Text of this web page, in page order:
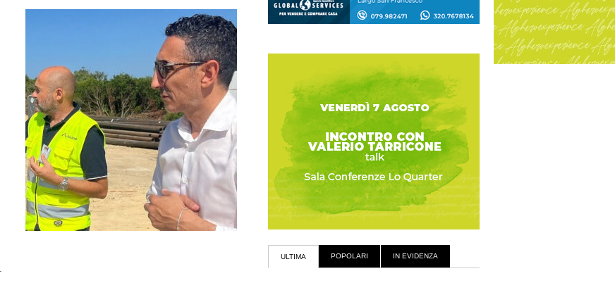
ULTIMA POPOLARI IN EVIDENZA